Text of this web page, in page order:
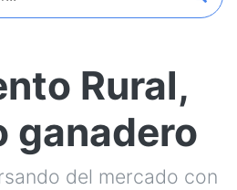
Rural,
ganadero
del mercado con